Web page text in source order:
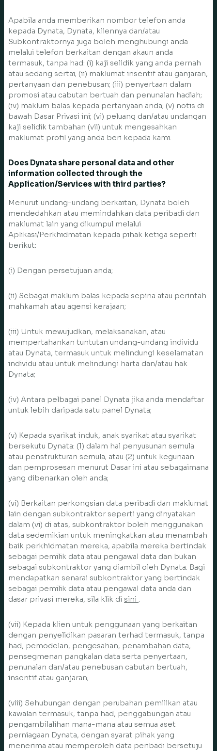
Apabila anda memberikan nombor telefon anda
kepada Dynata, Dynata, kliennya dan/atau
Subkontraktornya juga boleh menghubungi anda
melalui telefon berkaitan dengan akaun anda
termasuk, tanpa had: (i) kaji selidik yang anda pernah
atau sedang sertai; (ii) maklumat insentif atau ganjaran,
pertanyaan dan penebusan; (iii) penyertaan dalam
promosi atau cabutan bertuah dan penunaian hadiah;
(iv) maklum balas kepada pertanyaan anda; (v) notis di
bawah Dasar Privasi ini; (vi) peluang dan/atau undangan
kaji selidik tambahan (vii) untuk mengesahkan
maklumat profil yang anda beri kepada kami.
Does Dynata share personal data and other
information collected through the
Application/Services with third parties?
Menurut undang-undang berkaitan, Dynata boleh
mendedahkan atau memindahkan data peribadi dan
maklumat lain yang dikumpul melalui
Aplikasi/Perkhidmatan kepada pihak ketiga seperti
berikut:
(i) Dengan persetujuan anda;
(ii) Sebagai maklum balas kepada sepina atau perintah
mahkamah atau agensi kerajaan;
(iii) Untuk mewujudkan, melaksanakan, atau
mempertahankan tuntutan undang-undang individu
atau Dynata, termasuk untuk melindungi keselamatan
individu atau untuk melindungi harta dan/atau hak
Dynata;
(iv) Antara pelbagai panel Dynata jika anda mendaftar
untuk lebih daripada satu panel Dynata;
(v) Kepada syarikat induk, anak syarikat atau syarikat
bersekutu Dynata: (1) dalam hal penyusunan semula
atau penstrukturan semula; atau (2) untuk kegunaan
dan pemprosesan menurut Dasar ini atau sebagaimana
yang dibenarkan oleh anda;
(vi) Berkaitan perkongsian data peribadi dan maklumat
lain dengan subkontraktor seperti yang dinyatakan
dalam (vi) di atas, subkontraktor boleh menggunakan
data sedemikian untuk meningkatkan atau menambah
baik perkhidmatan mereka, apabila mereka bertindak
sebagai pemilik data atau pengawal data dan bukan
sebagai subkontraktor yang diambil oleh Dynata. Bagi
mendapatkan senarai subkontraktor yang bertindak
sebagai pemilik data atau pengawal data anda dan
dasar privasi mereka, sila klik di sini .
(vii) Kepada klien untuk penggunaan yang berkaitan
dengan penyelidikan pasaran terhad termasuk, tanpa
had, pemodelan, pengesahan, penambahan data,
pensegmenan pangkalan data serta penyertaan,
penunaian dan/atau penebusan cabutan bertuah,
insentif atau ganjaran;
(viii) Sehubungan dengan perubahan pemilikan atau
kawalan termasuk, tanpa had, penggabungan atau
pengambilalihan mana-mana atau semua aset
perniagaan Dynata, dengan syarat pihak yang
menerima atau memperoleh data peribadi bersetuju